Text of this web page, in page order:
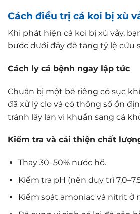
Cách điều trị cá koi bị xù
Khi phát hiện cá koi bị xù vảy,
bước dưới đây để tăng tỷ lệ cứu
Cách ly cá bệnh ngay lập tức
Chuẩn bị một bể riêng có sục
đã xử lý clo và có thông số ổn
tránh lây lan vi khuẩn sang cá
Kiểm tra và cải thiện chất
Thay 30–50% nước hồ.
Kiểm tra pH (nên duy trì
Kiểm soát amoniac và nitrit ở